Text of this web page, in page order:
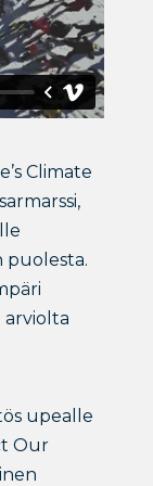
Climate
puolesta.
arviolta
upealle
Our